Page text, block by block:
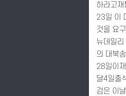
하라고
23일 이
것을 요
뉴데일
의 대북
28일이
달4일출
검은 이